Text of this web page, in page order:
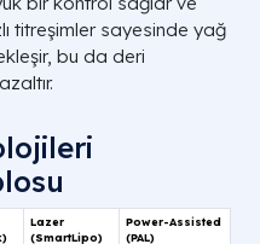
titreşimler sayesinde yağ
bu da deri